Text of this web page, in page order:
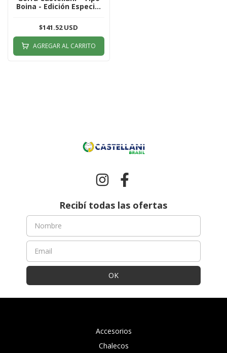
Boina - Edición Especial
$141.52 USD
AGREGAR AL CARRITO
Recibí todas las ofertas
Accesorios
Chalecos